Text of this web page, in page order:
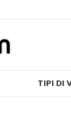
TIPI DI